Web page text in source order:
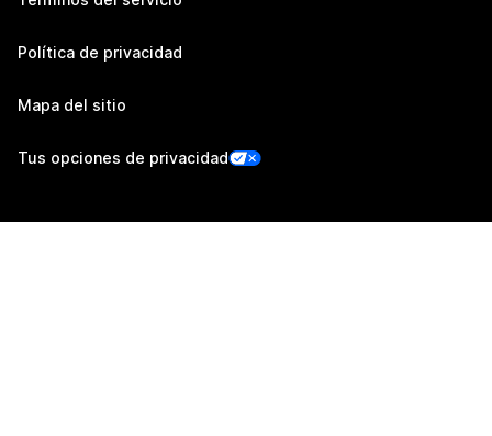
Política de privacidad
Mapa del sitio
Tus opciones de privacidad